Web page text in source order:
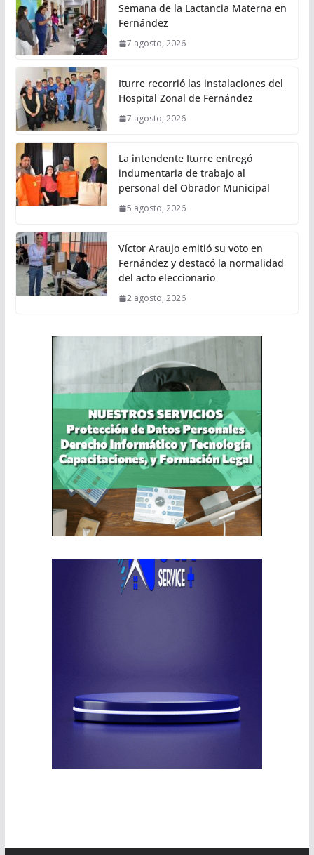
Semana de la Lactancia Materna en
Fernández
7 agosto, 2026
Iturre recorrió las instalaciones del
Hospital Zonal de Fernández
7 agosto, 2026
La intendente Iturre entregó
indumentaria de trabajo al
personal del Obrador Municipal
5 agosto, 2026
Víctor Araujo emitió su voto en
Fernández y destacó la normalidad
del acto eleccionario
2 agosto, 2026